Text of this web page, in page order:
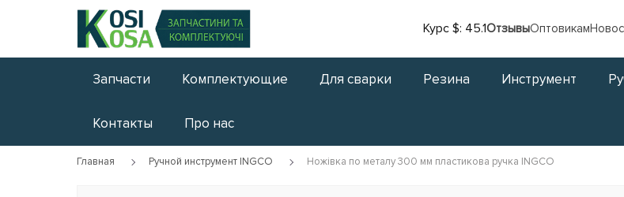
Курс $: 45.1ОтзывыОптовикам
Запчасти Комплектующие Для сварки Резина Инструмент
Контакты Про нас
Главная Ручной инструмент INGCO Ножівка по металу 300 мм пластикова ручка INGCO